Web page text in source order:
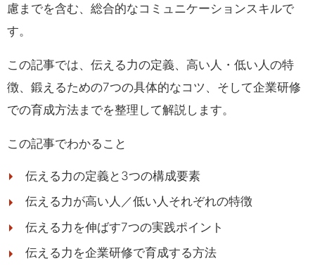
慮までを含む、総合的なコミュニケーションスキルで
す。
この記事では、伝える力の定義、高い人・低い人の特
徴、鍛えるための7つの具体的なコツ、そして企業研修
での育成方法までを整理して解説します。
この記事でわかること
伝える力の定義と3つの構成要素
伝える力が高い人／低い人それぞれの特徴
伝える力を伸ばす7つの実践ポイント
伝える力を企業研修で育成する方法